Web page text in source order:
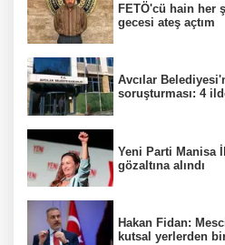
FETÖ'cü hain her
gecesi ateş açtım
Avcılar
soruşturması: 4
Yeni Parti Manisa
gözaltına alındı
Hakan Fidan:
kutsal yerlerden